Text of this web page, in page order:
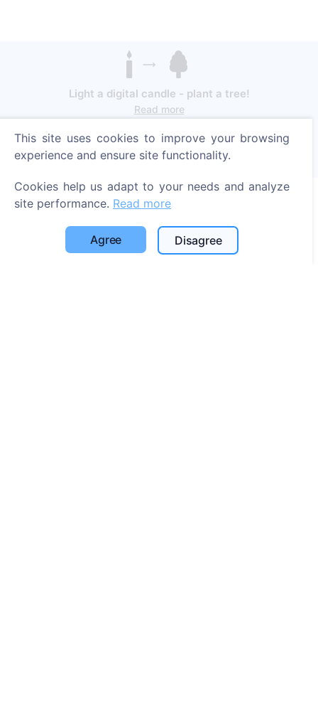
Light a digital candle - plant a tree!
Read more
Trees planted
1390
About CEMETY
This site uses cookies to improve your browsing
experience and ensure site functionality.
Cookies help us adapt to your needs and analyze
site performance. Read more
Agree Disagree